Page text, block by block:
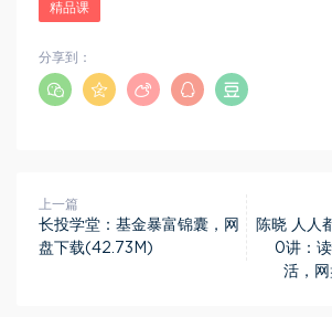
精品课
分享到：
上一篇
长投学堂：基金暴富锦囊，网
盘下载(42.73M)
陈晓 人人
0讲：
活，